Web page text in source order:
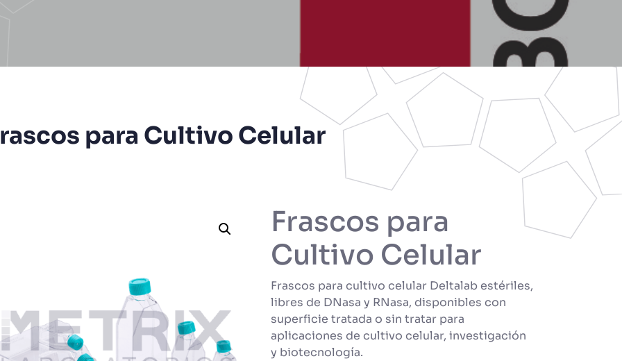
para Cultivo Celular
Frascos para
Cultivo Celular
Frascos para cultivo celular Deltalab estériles,
libres de DNasa y RNasa, disponibles con
superficie tratada o sin tratar para
aplicaciones de cultivo celular, investigación
y biotecnología.